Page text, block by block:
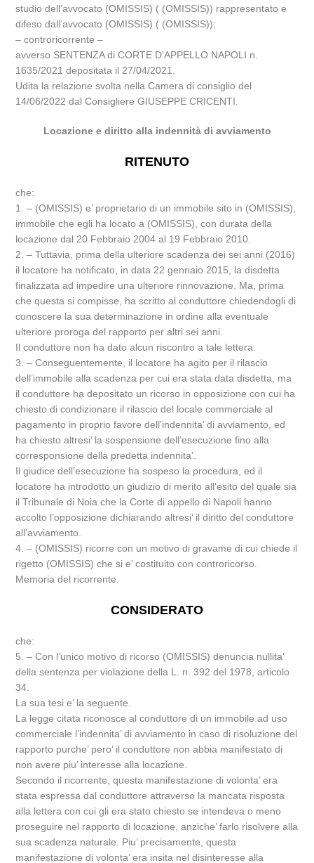
studio dell’avvocato (OMISSIS) ( (OMISSIS)) rappresentato e
difeso dall’avvocato (OMISSIS) ( (OMISSIS));
– controricorrente –
avverso SENTENZA di CORTE D’APPELLO NAPOLI n.
1635/2021 depositata il 27/04/2021.
Udita la relazione svolta nella Camera di consiglio del
14/06/2022 dal Consigliere GIUSEPPE CRICENTI.
Locazione e diritto alla indennità di avviamento
RITENUTO
che:
1. – (OMISSIS) e’ proprietario di un immobile sito in (OMISSIS),
immobile che egli ha locato a (OMISSIS), con durata della
locazione dal 20 Febbraio 2004 al 19 Febbraio 2010.
2. – Tuttavia, prima della ulteriore scadenza dei sei anni (2016)
il locatore ha notificato, in data 22 gennaio 2015, la disdetta
finalizzata ad impedire una ulteriore rinnovazione. Ma, prima
che questa si compisse, ha scritto al conduttore chiedendogli di
conoscere la sua determinazione in ordine alla eventuale
ulteriore proroga del rapporto per altri sei anni.
Il conduttore non ha dato alcun riscontro a tale lettera.
3. – Conseguentemente, il locatore ha agito per il rilascio
dell’immobile alla scadenza per cui era stata data disdetta, ma
il conduttore ha depositato un ricorso in opposizione con cui ha
chiesto di condizionare il rilascio del locale commerciale al
pagamento in proprio favore dell’indennita’ di avviamento, ed
ha chiesto altresi’ la sospensione dell’esecuzione fino alla
corresponsione della predetta indennita’.
Il giudice dell’esecuzione ha sospeso la procedura, ed il
locatore ha introdotto un giudizio di merito all’esito del quale sia
il Tribunale di Noia che la Corte di appello di Napoli hanno
accolto l’opposizione dichiarando altresi’ il diritto del conduttore
all’avviamento.
4. – (OMISSIS) ricorre con un motivo di gravame di cui chiede il
rigetto (OMISSIS) che si e’ costituito con controricorso.
Memoria del ricorrente.
CONSIDERATO
che:
5. – Con l’unico motivo di ricorso (OMISSIS) denuncia nullita’
della sentenza per violazione della L. n. 392 del 1978, articolo
34.
La sua tesi e’ la seguente.
La legge citata riconosce al conduttore di un immobile ad uso
commerciale l’indennita’ di avviamento in caso di risoluzione del
rapporto purche’ pero’ il conduttore non abbia manifestato di
non avere piu’ interesse alla locazione.
Secondo il ricorrente, questa manifestazione di volonta’ era
stata espressa dal conduttore attraverso la mancata risposta
alla lettera con cui gli era stato chiesto se intendeva o meno
proseguire nel rapporto di locazione, anziche’ farlo risolvere alla
sua scadenza naturale. Piu’ precisamente, questa
manifestazione di volonta’ era insita nel disinteresse alla